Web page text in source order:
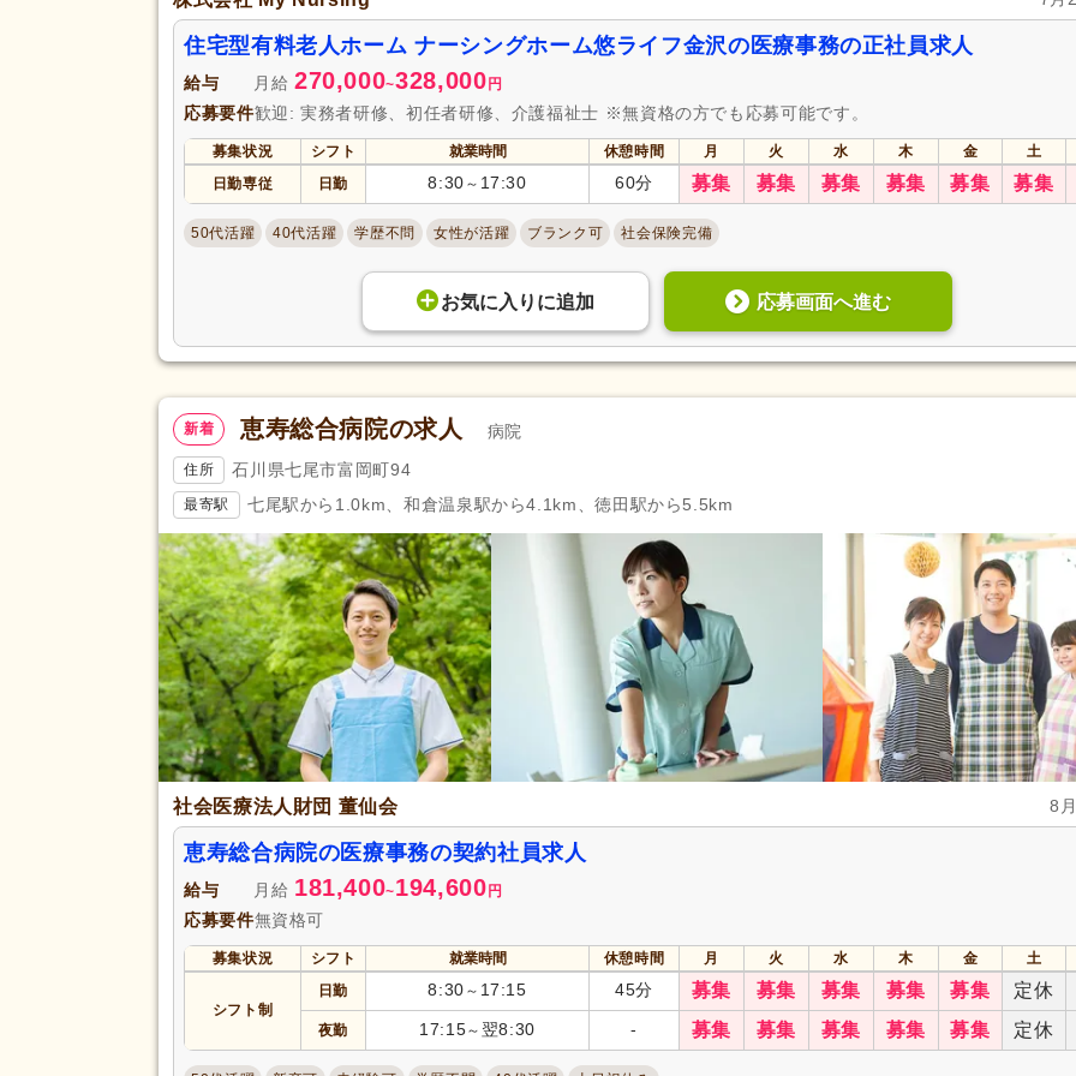
住宅型有料老人ホーム ナーシングホーム悠ライフ金沢の医療事務の正社員求人
給与 月給 270,000~328,000 円
応募要件歓迎: 実務者研修、初任者研修、介護福祉士 ※無資格の方でも応募可能です。
募集状況 シフト 就業時間 休憩時間 月 火 水 木 金
土
日勤専従
日勤 8:30 ～ 17:30 60分 募集 募集 募集 募集 募集 募集
50代活躍 40代活躍 学歴不問 女性が活躍 ブランク可 社会保険完備
お気に入り に追加 応募画面へ進む
新着 恵寿総合病院の求人 病院
住所 石川県七尾市富岡町94
最寄駅 七尾駅から1.0km、和倉温泉駅から4.1km、徳田駅から5.5km
社会医療法人財団 董仙会 8
恵寿総合病院の医療事務の契約社員求人
給与 月給 181,400~194,600円
応募要件無資格可
募集状況 シフト 就業時間 休憩時間 月 火 水 木 金 土
シフト制
日勤 8:30 ～ 17:15 45分 募集 募集 募集 募集 募集 定休
夜勤 17:15～ 翌8:30 - 募集 募集 募集 募集 募集 定休